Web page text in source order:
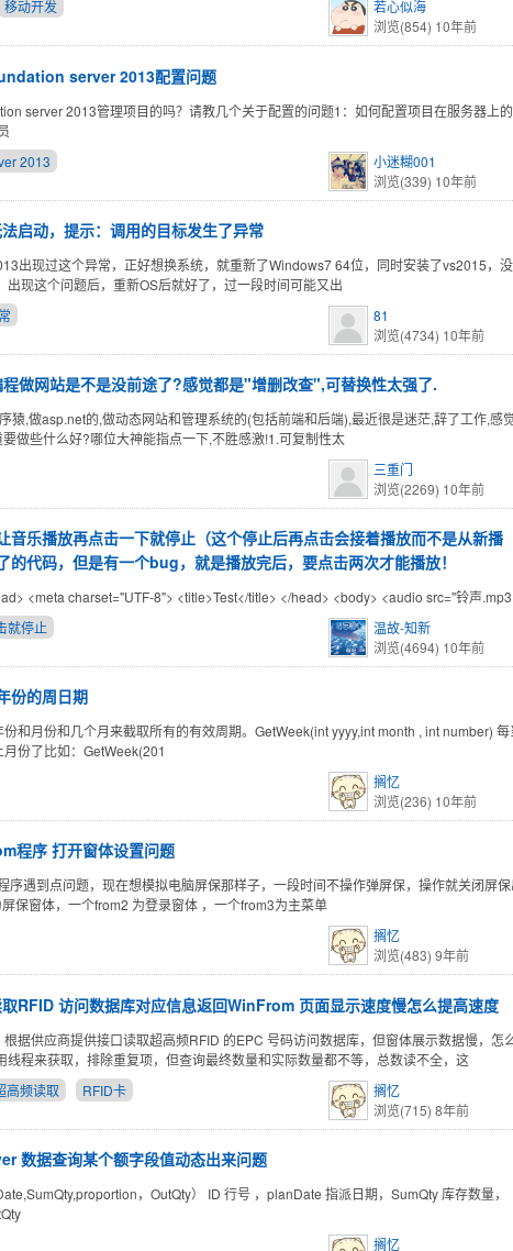
移动开发
若心似海
浏览(854) 10年前
server 2013配置问题
server 2013管理项目的吗？请教几个关于配置的问题1：如何配置项目在服务器上
2013
小迷糊001
浏览(339) 10年前
启动，提示：调用的目标发生了异常
出现过这个异常，正好想换系统，就重新了Windows7 64位，同时安装了vs2015，
出现这个问题后，重新OS后就好了，过一段时间可能又出
81
浏览(4734) 10年前
做网站是不是没前途了?感觉都是"增删改查",可替换性太强了.
猿,做asp.net的,做动态网站和管理系统的(包括前端和后端),最近很是迷茫,辞了工作,感
做些什么好?哪位大神能指点一下,不胜感激!1.可复制性太
三重门
浏览(2269) 10年前
音乐播放再点击一下就停止（这个停止后再点击会接着播放而不是从新播
的代码，但是有一个bug，就是播放完后，要点击两次才能播放！
<meta charset="UTF-8"> <title>Test</title> </head> <body> <audio src="铃声.mp3
就停止
温故-知新
浏览(4694) 10年前
份的周日期
和月份和几个月来截取所有的有效周期。GetWeek(int yyyy,int month , int number)
份了比如：GetWeek(201
搁忆
浏览(236) 10年前
程序 打开窗体设置问题
序遇到点问题，现在想模拟电脑屏保那样子，一段时间不操作弹屏保，操作就关闭屏
保窗体，一个from2 为登录窗体 ，一个from3为主菜单
搁忆
浏览(483) 9年前
RFID 访问数据库对应信息返回WinFrom 页面显示速度慢怎么提高速度
据供应商提供接口读取超高频RFID 的EPC 号码访问数据库，但窗体展示数据慢，怎
线程来获取，排除重复项，但查询最终数量和实际数量都不等，总数读不全，这
高频读取 RFID卡
搁忆
浏览(715) 8年前
数据查询某个额字段值动态出来问题
，OutQty） ID 行号 ，planDate 指派日期，SumQty 库存数量，
搁忆